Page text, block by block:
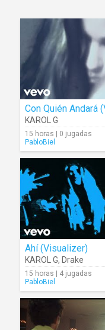
KAROL G
15 horas | 0 jugadas
PabloBiel
Ahí (Visualizer)
KAROL G, Drake
15 horas | 4 jugadas
PabloBiel